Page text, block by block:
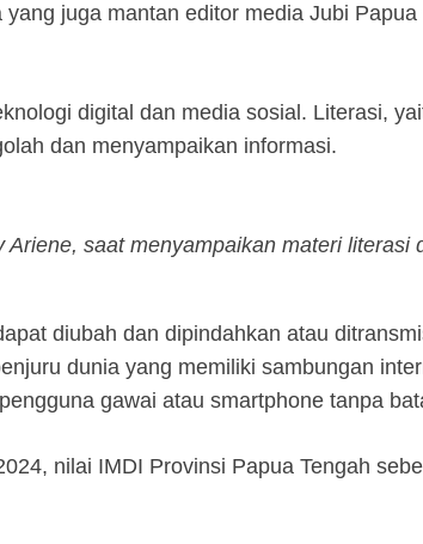
juga mantan editor media Jubi
digital dan media sosial. Literasi,
dan menyampaikan informasi.
Ariene, saat menyampaikan materi literasi
diubah dan dipindahkan atau
dunia yang memiliki sambungan
gawai atau smartphone tanpa
nilai IMDI Provinsi Papua Tengah